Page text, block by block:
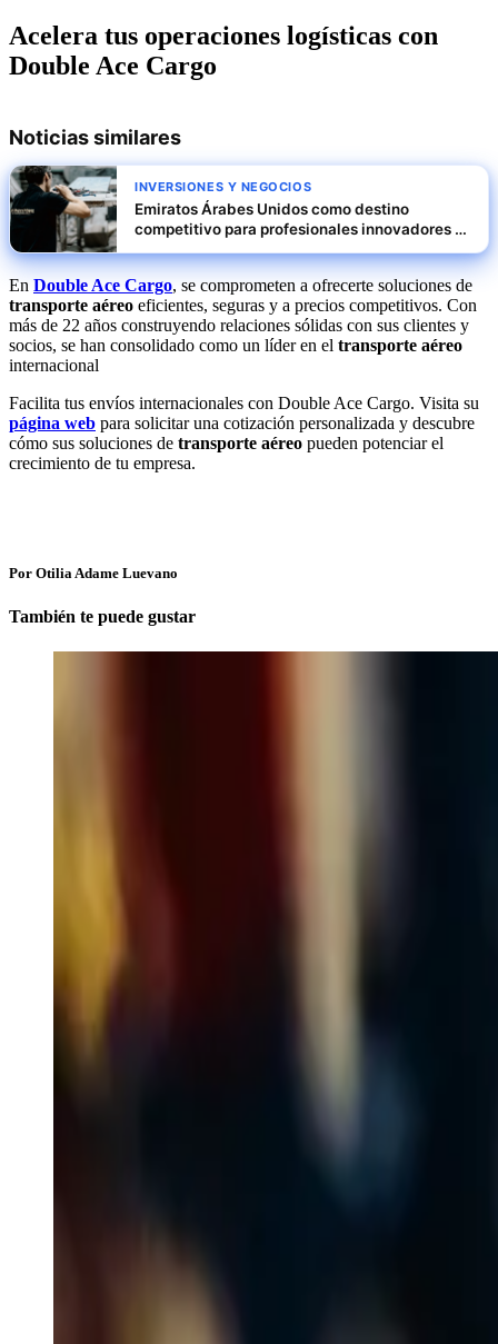
Acelera tus operaciones logísticas con
Double Ace Cargo
Noticias similares
INVERSIONES Y NEGOCIOS
Emiratos Árabes Unidos como destino
competitivo para profesionales innovadores y
empresas escalables
En Double Ace Cargo, se comprometen a ofrecerte soluciones de
transporte aéreo eficientes, seguras y a precios competitivos. Con
más de 22 años construyendo relaciones sólidas con sus clientes y
socios, se han consolidado como un líder en el transporte aéreo
internacional
Facilita tus envíos internacionales con Double Ace Cargo. Visita su
página web para solicitar una cotización personalizada y descubre
cómo sus soluciones de transporte aéreo pueden potenciar el
crecimiento de tu empresa.
Por Otilia Adame Luevano
También te puede gustar